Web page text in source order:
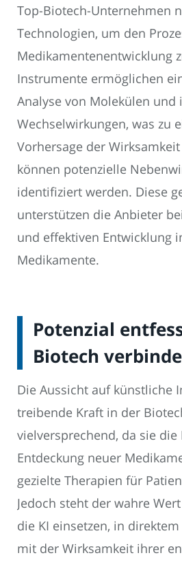
Top-Biotech-Unternehmen
Technologien, um den
Medikamentenentwicklung
Instrumente ermöglichen
Analyse von Molekülen und
Wechselwirkungen, was zu
Vorhersage der
können potenzielle
identifiziert werden. Diese
unterstützen die Anbieter
und effektiven Entwicklung
Medikamente.
Potenzial
Biotech
Die Aussicht auf künstliche
treibende Kraft in der
vielversprechend, da sie die
Entdeckung neuer
gezielte Therapien für
Jedoch steht der wahre
die KI einsetzen, in
mit der Wirksamkeit ihrer